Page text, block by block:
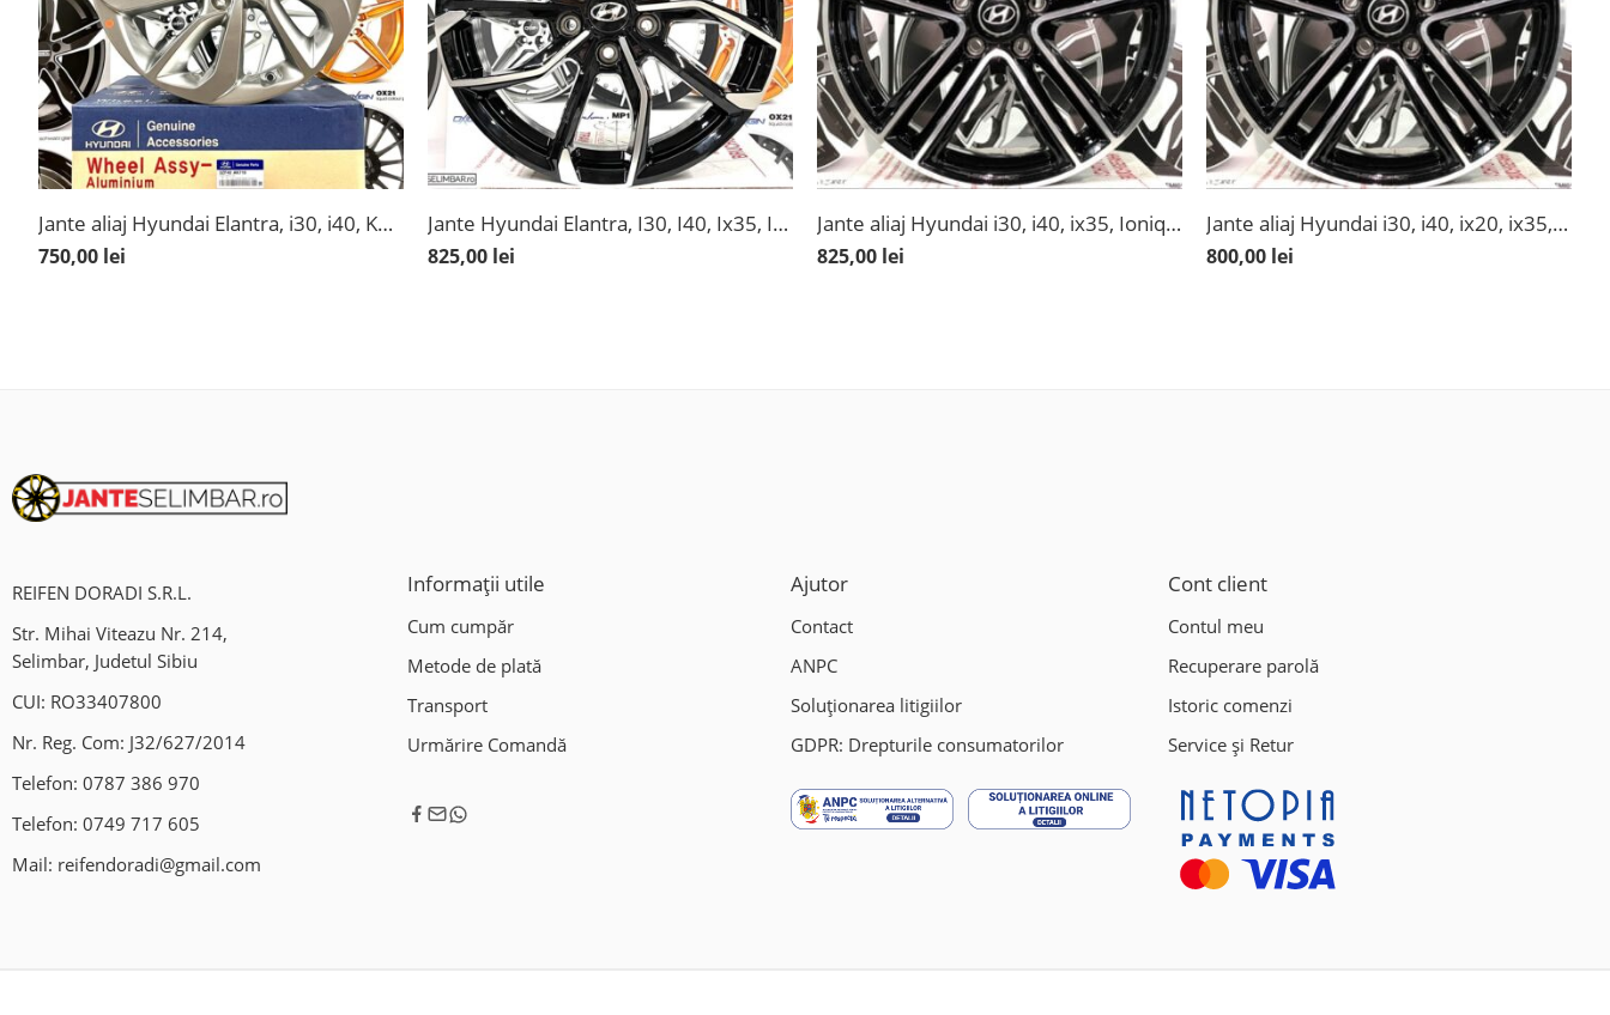
Jante aliaj Hyundai Elantra, i30, i40, Kona, Kona Hybrid/Elektro, Tucson, Veloster, noi, originale
750,00 lei
Jante Hyundai Elantra, I30, I40, Ix35, Ioniq Hybrid, Kona, Kona Hybrid, Tucson New, Noi, 17”
825,00 lei
Jante aliaj Hyundai i30, i40, ix35, Ioniq, Kona, Tucson, 17”
825,00 lei
Jante aliaj Hyundai i30, i40, ix20, ix35, Ioniq Hybrid, Tucson, Kona, 17”
800,00 lei
REIFEN DORADI S.R.L.
Str. Mihai Viteazu Nr. 214,
Selimbar, Judetul Sibiu
CUI: RO33407800
Nr. Reg. Com: J32/627/2014
Telefon: 0787 386 970
Telefon: 0749 717 605
Mail: reifendoradi@gmail.com
Informații utile
Cum cumpăr
Metode de plată
Transport
Urmărire Comandă
Ajutor
Contact
ANPC
Soluționarea litigiilor
GDPR: Drepturile consumatorilor
Cont client
Contul meu
Recuperare parolă
Istoric comenzi
Service și Retur